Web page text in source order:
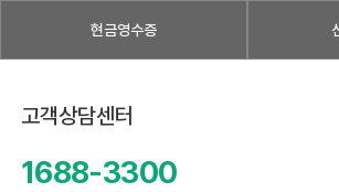
현금영수증
고객상담센터
1688-3300